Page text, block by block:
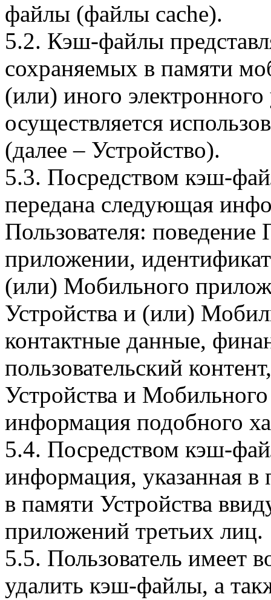
файлы (файлы cache).
5.2. Кэш-файлы
сохраняемых в памяти
(или) иного электронного
осуществляется
(далее – Устройство).
5.3. Посредством кэш-
передана следующая
Пользователя:
приложении,
(или) Мобильного
Устройства и (или)
контактные данные,
пользовательский
Устройства и
информация подобного
5.4. Посредством кэш-
информация, указанная в
в памяти Устройства
приложений третьих лиц.
5.5. Пользователь имеет
удалить кэш-файлы, а